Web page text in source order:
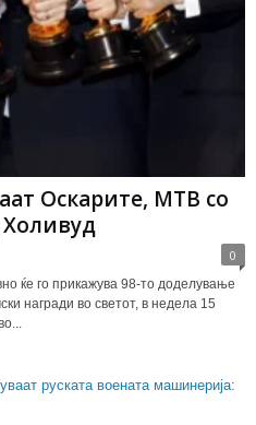
Оскарите, МТВ со
0
ќе го прикажува 98-то доделување
награди во светот, в недела 15